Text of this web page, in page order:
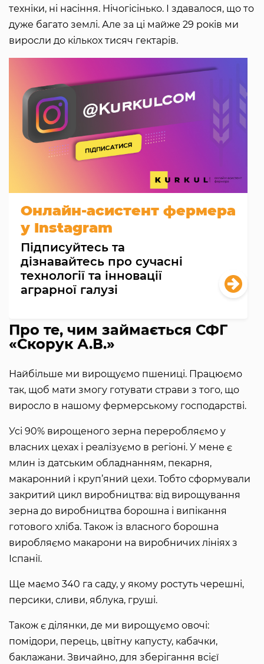
техніки, ні насіння. Нічогісінько. І здавалося, що то
дуже багато землі. Але за ці майже 29 років ми
виросли до кількох тисяч гектарів.
Онлайн-асистент фермера
у Instagram
Підписуйтесь та
дізнавайтесь про сучасні
технології та інновації
аграрної галузі
Про те, чим займається СФГ
«Скорук А.В.»
Найбільше ми вирощуємо пшениці. Працюємо
так, щоб мати змогу готувати страви з того, що
виросло в нашому фермерському господарстві.
Усі 90% вирощеного зерна переробляємо у
власних цехах і реалізуємо в регіоні. У мене є
млин із датським обладнанням, пекарня,
макаронний і круп’яний цехи. Тобто сформували
закритий цикл виробництва: від вирощування
зерна до виробництва борошна і випікання
готового хліба. Також із власного борошна
виробляємо макарони на виробничих лініях з
Іспанії.
Ще маємо 340 га саду, у якому ростуть черешні,
персики, сливи, яблука, груші.
Також є ділянки, де ми вирощуємо овочі:
помідори, перець, цвітну капусту, кабачки,
баклажани. Звичайно, для зберігання всієї